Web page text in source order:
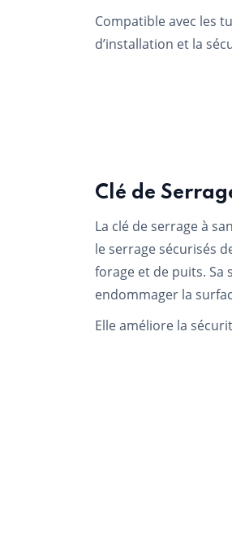
Compatible avec les
d’installation et la
Clé de
La clé de serrage à
le serrage sécurisés
forage et de puits. Sa
endommager la
Elle améliore la